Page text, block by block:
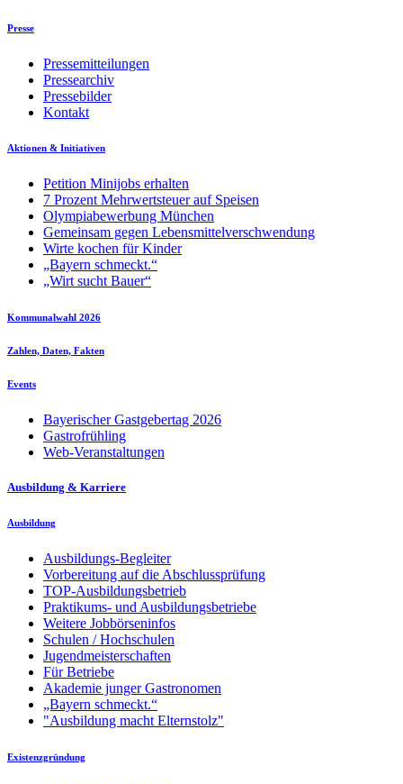
Presse
Pressemitteilungen
Pressearchiv
Pressebilder
Kontakt
Aktionen & Initiativen
Petition Minijobs erhalten
7 Prozent Mehrwertsteuer auf Speisen
Olympiabewerbung München
Gemeinsam gegen Lebensmittelverschwendung
Wirte kochen für Kinder
„Bayern schmeckt.“
„Wirt sucht Bauer“
Kommunalwahl 2026
Zahlen, Daten, Fakten
Events
Bayerischer Gastgebertag 2026
Gastrofrühling
Web-Veranstaltungen
Ausbildung & Karriere
Ausbildung
Ausbildungs-Begleiter
Vorbereitung auf die Abschlussprüfung
TOP-Ausbildungsbetrieb
Praktikums- und Ausbildungsbetriebe
Weitere Jobbörseninfos
Schulen / Hochschulen
Jugendmeisterschaften
Für Betriebe
Akademie junger Gastronomen
„Bayern schmeckt.“
"Ausbildung macht Elternstolz"
Existenzgründung